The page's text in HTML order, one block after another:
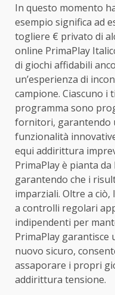
In questo momento
esempio significa ad
togliere € privato di
online PrimaPlay
di giochi affidabili
un’esperienza di
campione. Ciascuno i
programma sono
fornitori, garantendo
funzionalità
equi addirittura
PrimaPlay è pianta
garantendo che i
imparziali. Oltre a
a controlli regolari
indipendenti per
PrimaPlay garantisce
nuovo sicuro,
assaporare i propri
addirittura tensione.